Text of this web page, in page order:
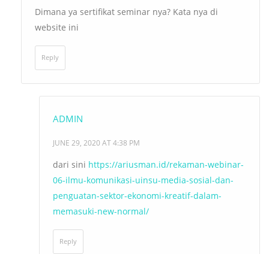
Dimana ya sertifikat seminar nya? Kata nya di
website ini
Reply
ADMIN
JUNE 29, 2020 AT 4:38 PM
dari sini https://ariusman.id/rekaman-webinar-
06-ilmu-komunikasi-uinsu-media-sosial-dan-
penguatan-sektor-ekonomi-kreatif-dalam-
memasuki-new-normal/
Reply